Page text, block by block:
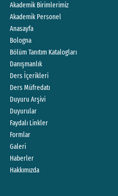
Akademik Birimlerimiz
Akademik Personel
Anasayfa
Bologna
Bölüm Tanıtım Katalogları
Danışmanlık
Ders İçerikleri
Ders Müfredatı
Duyuru Arşivi
Duyurular
Faydalı Linkler
Formlar
Galeri
Haberler
Hakkımızda